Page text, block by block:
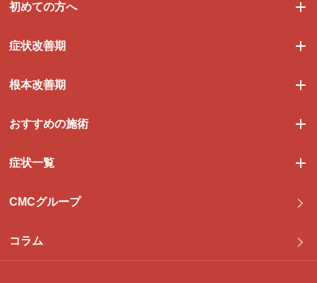
初めての方へ
症状改善期
根本改善期
おすすめの施術
症状一覧
CMCグループ
コラム